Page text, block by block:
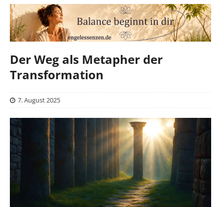
Der Weg als Metapher der
Transformation
7. August 2025